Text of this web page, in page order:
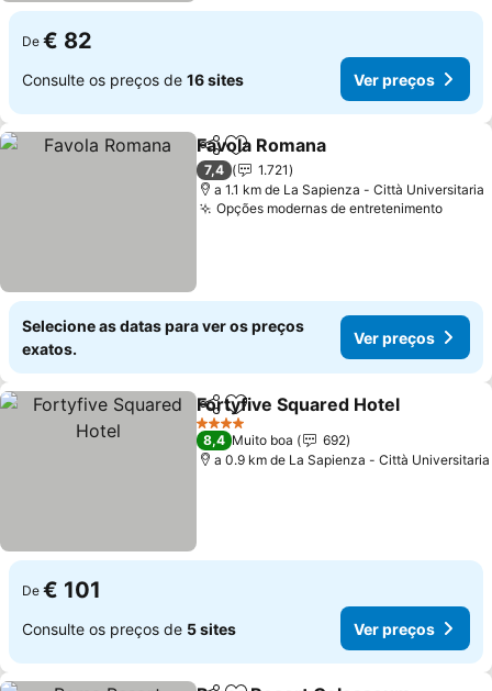
De € 82
Consulte os preços de 16 sites Ver preços
PartilharAdicionar aos favoritos
Favola Romana
7,4
1.721
a 1.1 km de La Sapienza - Città Universitaria
Opções modernas de entretenimento
Selecione as datas para ver os preços
exatos.
Ver preços
PartilharAdicionar aos favoritos
Fortyfive Squared Hotel
4 Estrelas
8,4 Muito boa
692
a 0.9 km de La Sapienza - Città Universitaria
De € 101
Consulte os preços de 5 sites Ver preços